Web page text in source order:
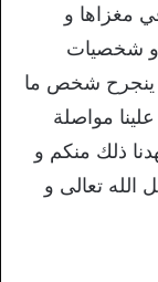
مغزاها و
و شخصيات
ينجرح شخص ما
مواصلة
ذلك منكم و
تعالى و